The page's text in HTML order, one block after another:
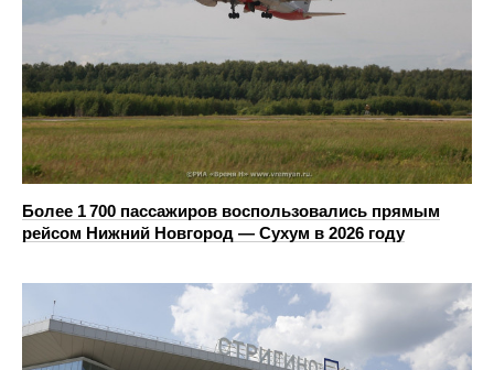
Более 1 700 пассажиров воспользовались прямым
рейсом Нижний Новгород — Сухум в 2026 году